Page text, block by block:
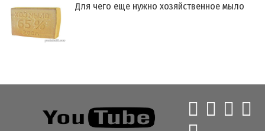
Для чего еще нужно хозяйственное мыло